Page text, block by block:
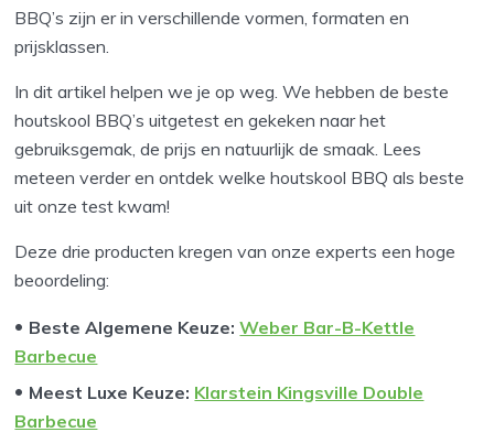
BBQ’s zijn er in verschillende vormen, formaten en
prijsklassen.
In dit artikel helpen we je op weg. We hebben de beste
houtskool BBQ’s uitgetest en gekeken naar het
gebruiksgemak, de prijs en natuurlijk de smaak. Lees
meteen verder en ontdek welke houtskool BBQ als beste
uit onze test kwam!
Deze drie producten kregen van onze experts een hoge
beoordeling:
Beste Algemene Keuze:Weber Bar-B-Kettle
Barbecue
Meest Luxe Keuze: Klarstein Kingsville Double
Barbecue